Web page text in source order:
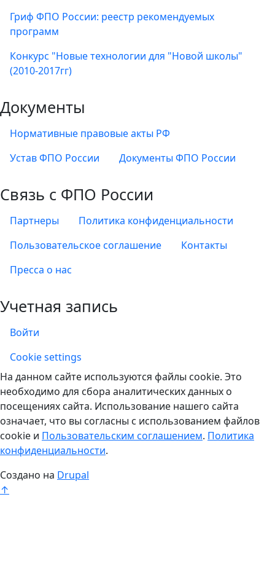
Гриф ФПО России: реестр рекомендуемых
программ
Конкурс "Новые технологии для "Новой школы"
(2010-2017гг)
Документы
Нормативные правовые акты РФ
Устав ФПО России
Документы ФПО России
Связь с ФПО России
Партнеры
Политика конфиденциальности
Пользовательское соглашение
Контакты
Пресса о нас
Учетная запись
Войти
Учетная запись
Cookie settings
На данном сайте используются файлы cookie. Это
необходимо для сбора аналитических данных о
посещениях сайта. Использование нашего сайта
означает, что вы согласны с использованием файлов
cookie и Пользовательским соглашением. Политика
конфиденциальности.
Создано на Drupal
↑